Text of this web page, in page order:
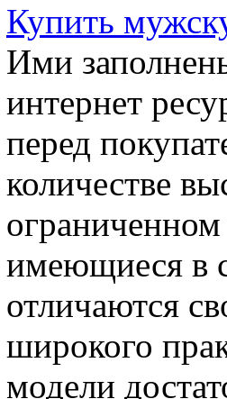
Купить
Ими
интернет
перед
количестве
имеющиеся в
отличаются
широкого
модели